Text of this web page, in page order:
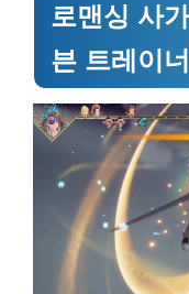
로맨싱 사
븐 트레이